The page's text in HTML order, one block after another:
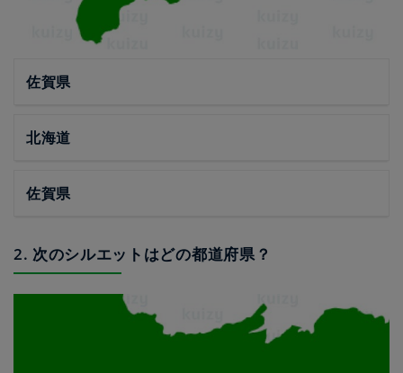
佐賀県
北海道
佐賀県
2. 次のシルエットはどの都道府県？